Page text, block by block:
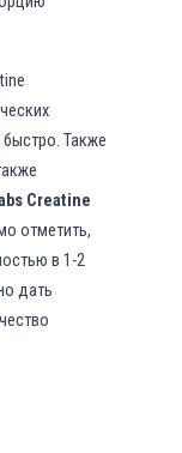
Также
Creatine
отметить,
в 1-2
дать